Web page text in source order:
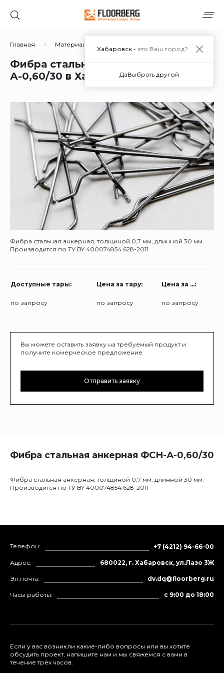
Главная Материалы Дополнительные материалы
Фибра стальная анкерная ФСН-
А-0,60/30 в Хабаровске
Фибра стальная анкерная, толщиной 0,7 мм, длинной 30 мм.
Производится по ТУ BY 400074854.628-2011
Доступные тары: Цена за тару: Цена за ...:
по запросу по запросу по запросу
Вы можете оставить заявку на требуемый продукт и
получите комерческое предложение
Отправить заявку
Фибра стальная анкерная ФСН-А-0,60/30
Фибра стальная анкерная, толщиной 0,7 мм, длинной 30 мм.
Производится по ТУ BY 400074854.628-2011
Телефон: +7 (4212) 94-66-00
Адрес: 680022, г. Хабаровск, ул.Лазо 3Ж
Эл.почта: dv.dq@floorberg.ru
Часы работы: с 9:00 до 18:00
Если у вас возникли какие-либо вопросы или вы хотите
обсудить проект, напишите нам и мы свяжемся с вами в
течение трёх часов.
Хабаровск - это Ваш город?
ДаВыбрать другой